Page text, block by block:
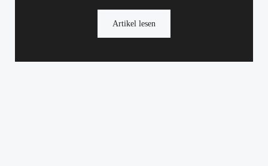
Artikel lesen